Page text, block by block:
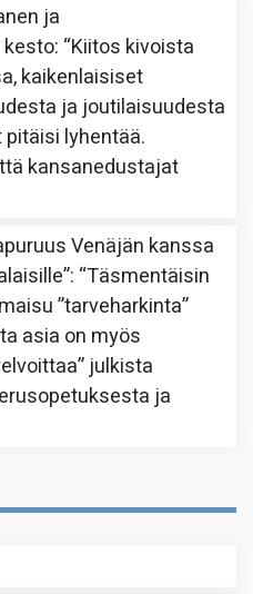
ja
: “Kiitos kivoista
kaikenlaisiset
ja joutilaisuudesta
lyhentää.
kansanedustajat
Venäjän kanssa
: “Täsmentäisin
”tarveharkinta”
asia on myös
julkista
ja